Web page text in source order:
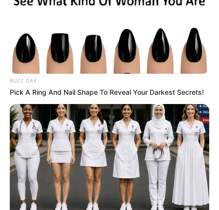
PRONOSTIC QUINTÉ PRESSE PMU et bruits
d’écuries du jour à CAGNES-SUR-MER dans le
CRITERIUM DE VITESSE DE LA COTE D’AZUR –
8 Mars 2026
BUZZ DAY
Pick A Ring And Nail Shape To Reveal Your Darkest Secrets!